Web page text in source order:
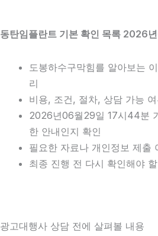
동탄임플란트 기본 확인 목록 2026
도봉하수구막힘를 알아보는
리
비용, 조건, 절차, 상담 가능
2026년06월29일 17시44분
한 안내인지 확인
필요한 자료나 개인정보 제출
최종 진행 전 다시 확인해야
광고대행사 상담 전에 살펴볼 내용